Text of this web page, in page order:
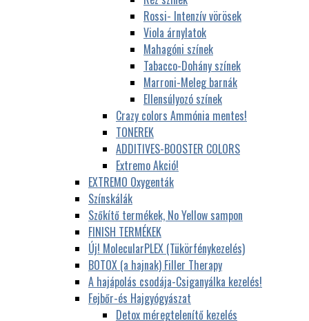
Rossi- Intenzív vörösek
Viola árnylatok
Mahagóni színek
Tabacco-Dohány színek
Marroni-Meleg barnák
Ellensúlyozó színek
Crazy colors Ammónia mentes!
TONEREK
ADDITIVES-BOOSTER COLORS
Extremo Akció!
EXTREMO Oxygenták
Színskálák
Szőkítő termékek, No Yellow sampon
FINISH TERMÉKEK
Új! MolecularPLEX (Tükörfénykezelés)
BOTOX (a hajnak) Filler Therapy
A hajápolás csodája-Csiganyálka kezelés!
Fejbőr-és Hajgyógyászat
Detox méregtelenítő kezelés